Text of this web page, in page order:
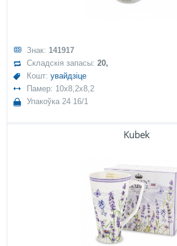
Знак: 141917
Складскія запасы:20,
Кошт:увайдзіце
Памер: 10x8,2x8,2
Упакоўка 24 16/1
Kubek